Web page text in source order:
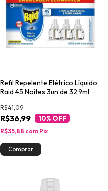
Refil Repelente Elétrico Líquido
Raid 45 Noites 3un de 32,9ml
R$36,99
R$41,09
10% OFF
R$35,88 com Pix